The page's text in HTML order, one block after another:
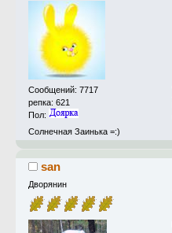
Сообщений: 7717
репка: 621
Пол:
Солнечная Заинька =:)
san
Дворянин